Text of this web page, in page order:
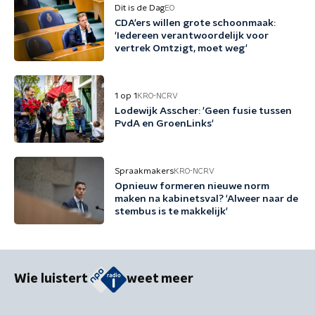
Dit is de DagEO
CDA'ers willen grote schoonmaak:
'Iedereen verantwoordelijk voor
vertrek Omtzigt, moet weg'
1 op 1 KRO-NCRV
Lodewijk Asscher: 'Geen fusie tussen
PvdA en GroenLinks'
SpraakmakersKRO-NCRV
Opnieuw formeren nieuwe norm
maken na kabinetsval? 'Alweer naar de
stembus is te makkelijk'
Wie luistert weet meer